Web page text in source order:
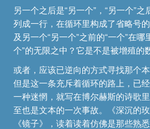
另一个之后是“另一个”，“另一个”
列成一行，在循环里构成了省略号
及另一个“另一个”之前的“一个”在
个”的无限之中？它是不是被增殖的
或者，应该已逆向的方式寻找那个
但是这一条充斥着循环的路上，已
一种迷惘，就写在博尔赫斯的诗歌
至也是文本的一次事故。《深沉的
《镜子》，读着读着仿佛是那些熟